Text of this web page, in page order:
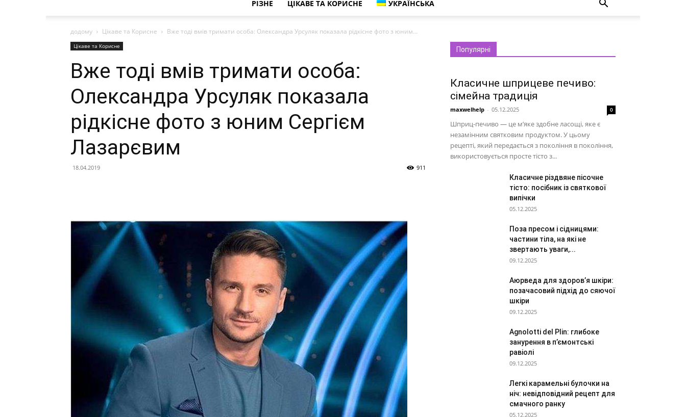
РІЗНЕ ЦІКАВЕ ТА КОРИСНЕ УКРАЇНСЬКА
додому Цікаве та Корисне Вже тоді вмів тримати особа: Олександра Урсуляк показала рідкісне фото з юним...
Цікаве та Корисне
Вже тоді вмів тримати особа:
Олександра Урсуляк показала
рідкісне фото з юним Сергієм
Лазарєвим
18.04.2019 911
Популярні
Класичне шприцеве печиво:
сімейна традиція
maxwelhelp - 05.12.2025 0
Шприц-печиво — це м’яке здобне ласощі, яке є
незамінним святковим продуктом. У цьому
рецепті, який передається з покоління в покоління,
використовується просте тісто з...
Класичне різдвяне пісочне
тісто: посібник із святкової
випічки
05.12.2025
Поза пресом і сідницями:
частини тіла, на які не
звертають уваги,...
09.12.2025
Аюрведа для здоров’я шкіри:
позачасовий підхід до сяючої
шкіри
09.12.2025
Agnolotti del Plin: глибоке
занурення в п’ємонтські
равіолі
09.12.2025
Легкі карамельні булочки на
ніч: невідповідний рецепт для
смачного ранку
05.12.2025